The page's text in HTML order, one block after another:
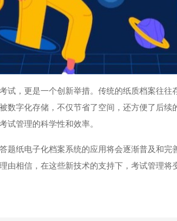
，更是一个创新举措。传统的纸质档案往往
数字化存储，不仅节省了空间，还方便了后
试管理的科学性和效率。
纸电子化档案系统的应用将会逐渐普及和完
由相信，在这些新技术的支持下，考试管理